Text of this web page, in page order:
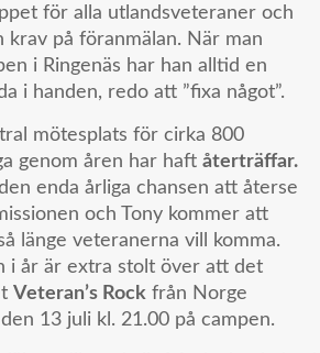
för alla utlandsveteraner och
krav på föranmälan. När man
i Ringenäs har han alltid en
i handen, redo att ”fixa något”.
mötesplats för cirka 800
genom åren har haft återträffar.
enda årliga chansen att återse
och Tony kommer att
länge veteranerna vill komma.
i år är extra stolt över att det
Veteran’s Rock från Norge
13 juli kl. 21.00 på campen.